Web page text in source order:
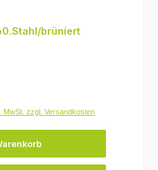
brüniert
MwSt. zzgl. Versandkosten